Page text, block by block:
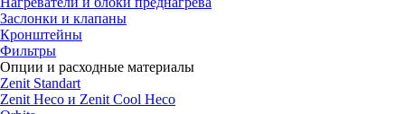
Заслонки и клапаны
Кронштейны
Фильтры
Опции и расходные материалы
Zenit Standart
Zenit Heco и Zenit Cool Heco